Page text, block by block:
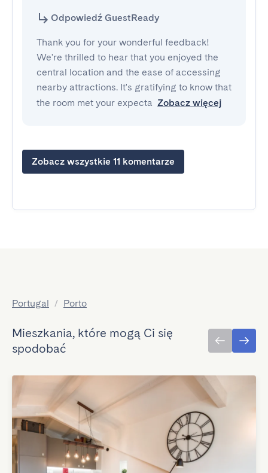
Odpowiedź GuestReady
Thank you for your wonderful feedback!
We're thrilled to hear that you enjoyed the
central location and the ease of accessing
nearby attractions. It's gratifying to know that
the room met your expecta Zobacz więcej
Zobacz wszystkie 11 komentarze
Portugal / Porto
Mieszkania, które mogą Ci się
spodobać